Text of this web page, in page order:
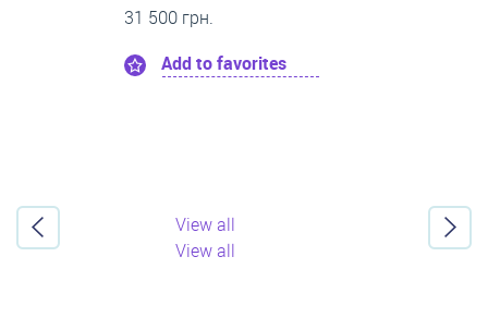
21 500 грн.
Add to favorites
View all
View all